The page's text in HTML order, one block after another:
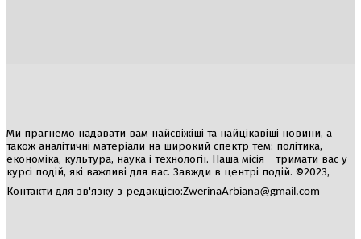
Ми прагнемо надавати вам найсвіжіші та найцікавіші новини, а
також аналітичні матеріали на широкий спектр тем: політика,
економіка, культура, наука і технології. Наша місія - тримати вас у
курсі подій, які важливі для вас. Завжди в центрі подій. ©2023,
Контакти для зв'язку з редакцією:ZwerinaArbiana@gmail.com